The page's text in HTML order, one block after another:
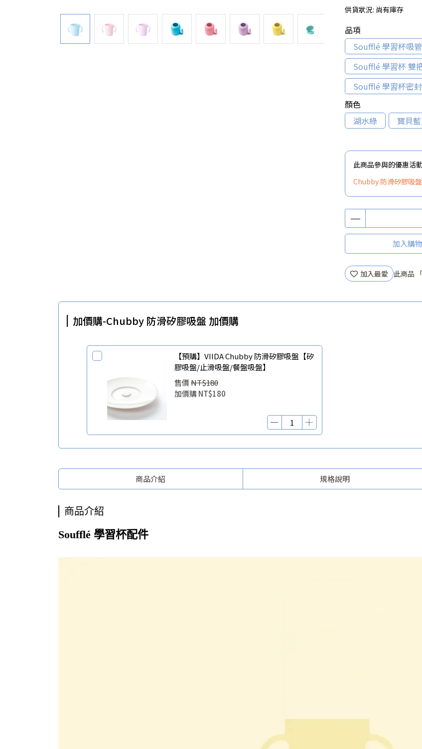
供貨狀況: 尚有庫存
品項
Soufflé 學習杯吸
Soufflé 學習杯 雙
Soufflé 學習杯密
顏色
湖水綠
寶貝藍
此商品參與的優惠活
Chubby 防滑矽膠吸
加入購
加入最愛 此商品
加價購-Chubby 防滑矽膠吸盤 加價購
【預購】VIIDA Chubby 防滑矽膠吸盤【矽
膠吸盤/止滑吸盤/餐盤吸盤】
售價NT$180
加價購NT$180
商品介紹 規格說明
商品介紹
Soufflé 學習杯配件